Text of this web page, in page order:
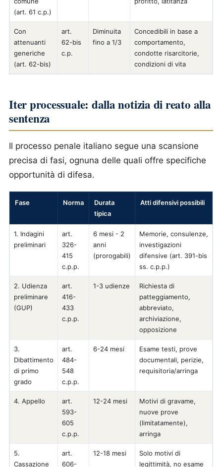
(art. 61 c.p.)
Con
attenuanti
generiche
(art. 62-bis)
art.
62-bis
c.p.
Diminuita
fino a 1/3
Concedibili in base a
comportamento,
condotte risarcitorie,
condizioni di vita
Iter processuale: dalla notizia di reato alla
sentenza
Il processo penale italiano segue una scansione
precisa di fasi, ognuna delle quali offre specifiche
opportunità di difesa.
Fase Norma
Durata
tipica
Atti difensivi possibili
1. Indagini
preliminari
art.
326-
415
c.p.p.
6 mesi - 2
anni
(prorogabili)
Memorie, consulenze,
investigazioni
difensive (art. 391-bis
ss. c.p.p.)
2. Udienza
preliminare
(GUP)
art.
416-
433
c.p.p.
1-3 udienze
Richiesta di
patteggiamento,
abbreviato,
archiviazione,
opposizione
3.
Dibattimento
di primo
grado
art.
484-
548
c.p.p.
6-24 mesi
Esame testi, prove
documentali, perizie,
requisitoria/arringa
4. Appello
art.
593-
605
c.p.p.
12-24 mesi
Motivi di gravame,
nuove prove
(limitatamente),
arringa
5.
Cassazione
art.
606-
12-18 mesi
Solo motivi di
legittimità, no esame